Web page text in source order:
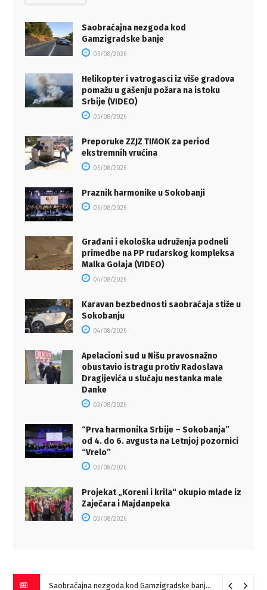
Saobraćajna nezgoda kod
Gamzigradske banje
05/08/2026
Helikopter i vatrogasci iz više gradova
pomažu u gašenju požara na istoku
Srbije (VIDEO)
05/08/2026
Preporuke ZZJZ TIMOK za period
ekstremnih vrućina
05/08/2026
Praznik harmonike u Sokobanji
05/08/2026
Građani i ekološka udruženja podneli
primedbe na PP rudarskog kompleksa
Malka Golaja (VIDEO)
04/08/2026
Karavan bezbednosti saobraćaja stiže u
Sokobanju
04/08/2026
Apelacioni sud u Nišu pravosnažno
obustavio istragu protiv Radoslava
Dragijevića u slučaju nestanka male
Danke
03/08/2026
“Prva harmonika Srbije – Sokobanja”
od 4. do 6. avgusta na Letnjoj pozornici
“Vrelo”
03/08/2026
Projekat „Koreni i krila“ okupio mlade iz
Zaječara i Majdanpeka
03/08/2026
Saobraćajna nezgoda kod Gamzigradske banje 05/08/2026